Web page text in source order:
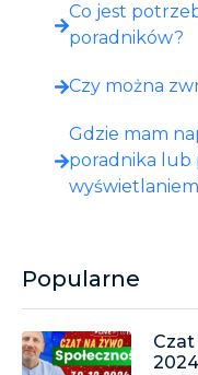
Co jest
poradników?
Czy można
Gdzie mam
poradnika lub
Popularne
2024